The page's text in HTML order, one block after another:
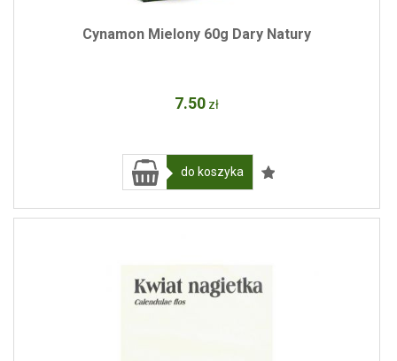
Cynamon Mielony 60g Dary Natury
7.50 zł
do koszyka